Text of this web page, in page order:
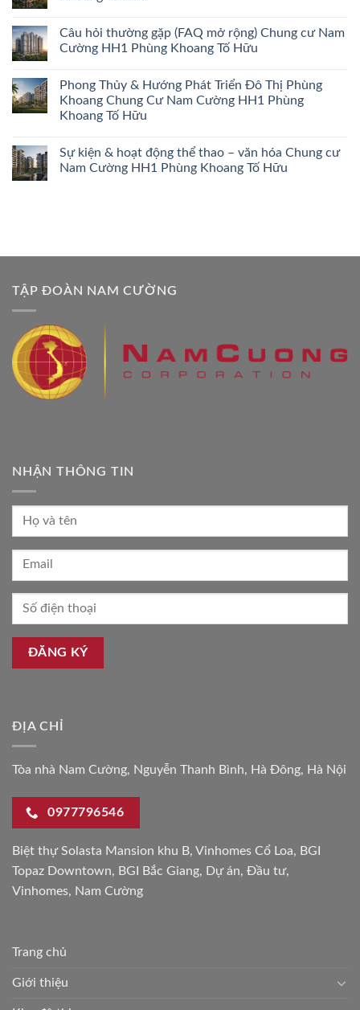
Câu hỏi thường gặp (FAQ mở rộng) Chung cư Nam
Cường HH1 Phùng Khoang Tố Hữu
Phong Thủy & Hướng Phát Triển Đô Thị Phùng
Khoang Chung Cư Nam Cường HH1 Phùng
Khoang Tố Hữu
Sự kiện & hoạt động thể thao – văn hóa Chung cư
Nam Cường HH1 Phùng Khoang Tố Hữu
TẬP ĐOÀN NAM CƯỜNG
NHẬN THÔNG TIN
ĐỊA CHỈ
Tòa nhà Nam Cường, Nguyễn Thanh Bình, Hà Đông, Hà Nội
0977796546
Biệt thự Solasta Mansion khu B, Vinhomes Cổ Loa, BGI
Topaz Downtown, BGI Bắc Giang, Dự án, Đầu tư,
Vinhomes, Nam Cường
Trang chủ
Giới thiệu